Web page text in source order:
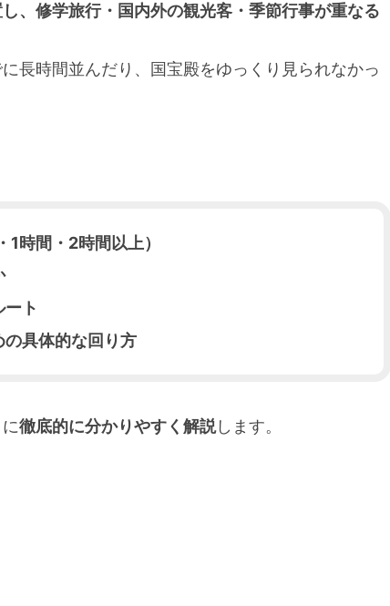
、修学旅行・国内外の観光客・季節行事が重なる
長時間並んだり、国宝殿をゆっくり見られなかっ
時間・2時間以上）
ト
の具体的な回り方
徹底的に分かりやすく解説します。